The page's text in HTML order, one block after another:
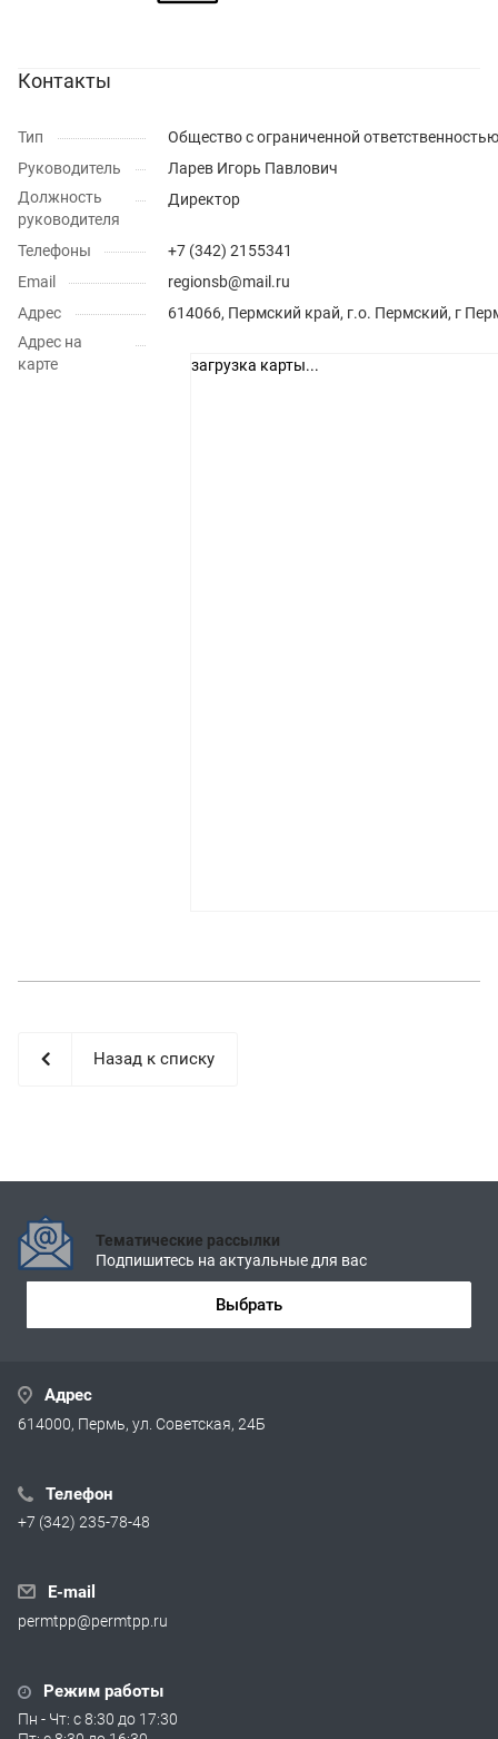
Контакты
Тип
Общество с ограниченной ответственностью
Руководитель
Ларев Игорь Павлович
Должность
руководителя
Директор
Телефоны
+7 (342) 2155341
Email
regionsb@mail.ru
Адрес
614066, Пермский край, г.о. Пермский, г
Адрес на
карте
загрузка карты...
Назад к списку
Тематические рассылки
Подпишитесь на актуальные для вас
Выбрать
Адрес
614000, Пермь, ул. Советская, 24Б
Телефон
+7 (342) 235-78-48
E-mail
permtpp@permtpp.ru
Режим работы
Пн - Чт: с 8:30 до 17:30